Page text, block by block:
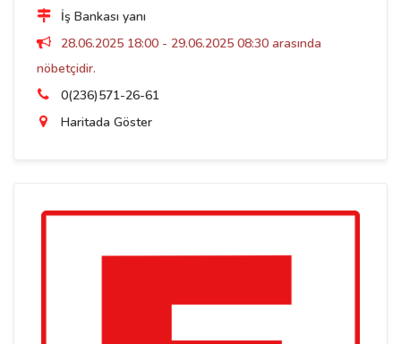
İş Bankası yanı
28.06.2025 18:00 - 29.06.2025 08:30 arasında
nöbetçidir.
0(236)571-26-61
Haritada Göster